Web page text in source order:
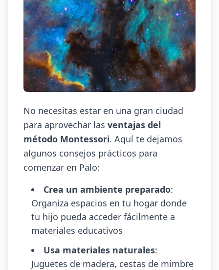
No necesitas estar en una gran ciudad
para aprovechar las ventajas del
método Montessori. Aquí te dejamos
algunos consejos prácticos para
comenzar en Palo:
Crea un ambiente preparado:
Organiza espacios en tu hogar donde
tu hijo pueda acceder fácilmente a
materiales educativos
Usa materiales naturales:
Juguetes de madera, cestas de mimbre